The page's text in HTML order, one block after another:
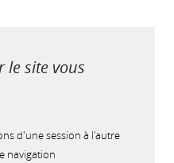
le site vous
d'une session à l'autre
navigation